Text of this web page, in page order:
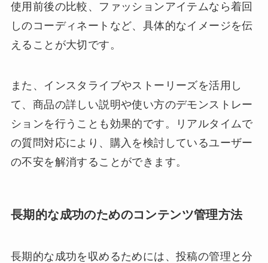
使用前後の比較、ファッションアイテムなら着回
しのコーディネートなど、具体的なイメージを伝
えることが大切です。
また、インスタライブやストーリーズを活用し
て、商品の詳しい説明や使い方のデモンストレー
ションを行うことも効果的です。リアルタイムで
の質問対応により、購入を検討しているユーザー
の不安を解消することができます。
長期的な成功のためのコンテンツ管理方法
長期的な成功を収めるためには、投稿の管理と分